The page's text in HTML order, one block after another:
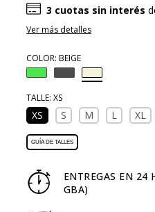
3 cuotas sin interés
Ver más detalles
COLOR: BEIGE
TALLE: XS
XS S M L XL
GUÍA DE TALLES
ENTREGAS EN 24
GBA)